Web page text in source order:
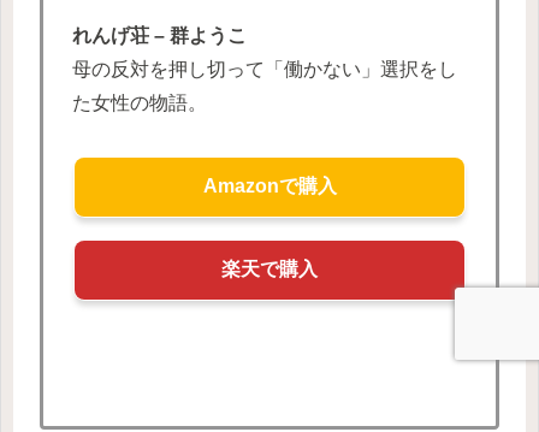
れんげ荘 – 群ようこ
母の反対を押し切って「働かない」選択をし
た女性の物語。
Amazonで購入
楽天で購入